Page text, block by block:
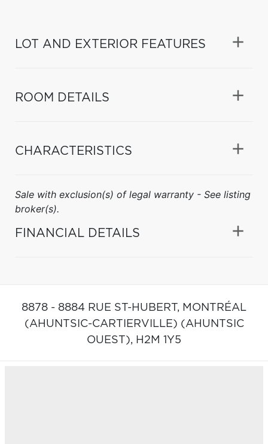
LOT AND EXTERIOR FEATURES
ROOM DETAILS
CHARACTERISTICS
Sale with exclusion(s) of legal warranty - See listing
broker(s).
FINANCIAL DETAILS
8878 - 8884 RUE ST-HUBERT, MONTRÉAL
(AHUNTSIC-CARTIERVILLE) (AHUNTSIC
OUEST), H2M 1Y5